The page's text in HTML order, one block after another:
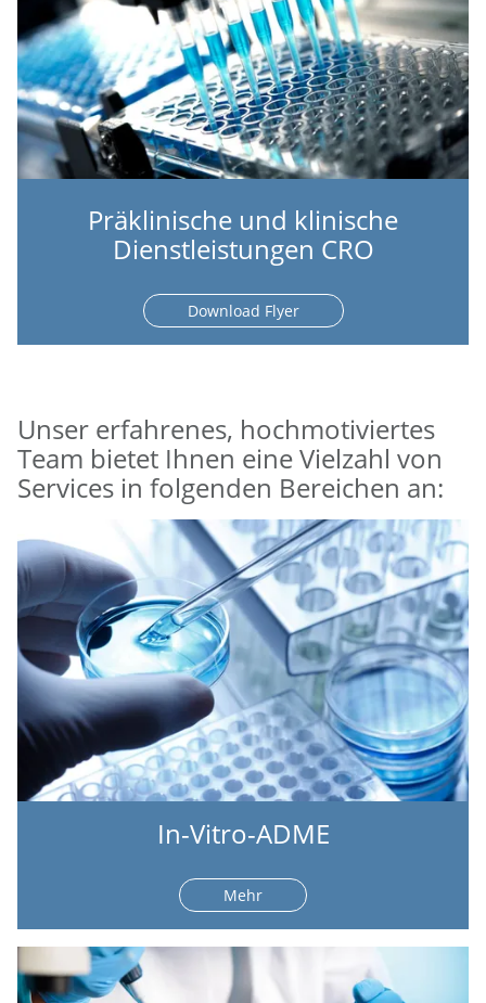
Präklinische und klinische
Dienstleistungen CRO
Download Flyer
Unser erfahrenes, hochmotiviertes
Team bietet Ihnen eine Vielzahl von
Services in folgenden Bereichen an:
In-Vitro-ADME
Mehr